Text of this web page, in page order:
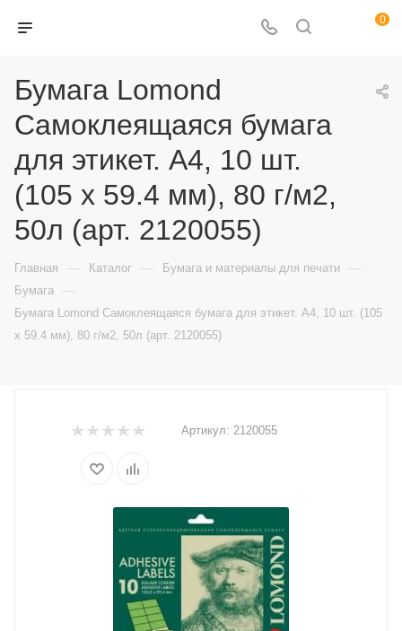
0
Бумага Lomond
Самоклеящаяся бумага
для этикет. A4, 10 шт.
(105 x 59.4 мм), 80 г/м2,
50л (арт. 2120055)
Главная — Каталог — Бумага и материалы для печати —
Бумага —
Бумага Lomond Самоклеящаяся бумага для этикет. A4, 10 шт. (105
x 59.4 мм), 80 г/м2, 50л (арт. 2120055)
Артикул: 2120055